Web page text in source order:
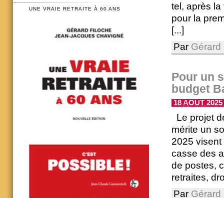
tel, après
pour la
[...]
Par Gérard
Pour un
budget
18 AOÛT
Le projet
mérite un
2025 visent
casse des
de postes,
retraites,
Par Gérard
UNE VRAIE RETRAITE À 60 ANS